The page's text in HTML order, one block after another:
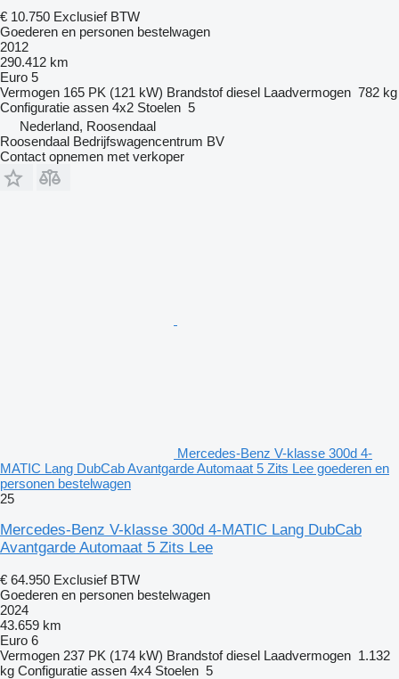
€ 10.750 Exclusief BTW
Goederen en personen bestelwagen
2012
290.412 km
Euro 5
Vermogen 165 PK (121 kW) Brandstof diesel Laadvermogen 782 kg
Configuratie assen 4x2 Stoelen 5
Nederland, Roosendaal
Roosendaal Bedrijfswagencentrum BV
Contact opnemen met verkoper
Mercedes-Benz V-klasse 300d 4-
MATIC Lang DubCab Avantgarde Automaat 5 Zits Lee goederen en
personen bestelwagen
25
Mercedes-Benz V-klasse 300d 4-MATIC Lang DubCab
Avantgarde Automaat 5 Zits Lee
€ 64.950 Exclusief BTW
Goederen en personen bestelwagen
2024
43.659 km
Euro 6
Vermogen 237 PK (174 kW) Brandstof diesel Laadvermogen 1.132
kg Configuratie assen 4x4 Stoelen 5